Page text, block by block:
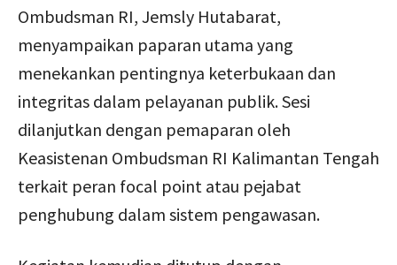
Ombudsman RI, Jemsly Hutabarat,
menyampaikan paparan utama yang
menekankan pentingnya keterbukaan dan
integritas dalam pelayanan publik. Sesi
dilanjutkan dengan pemaparan oleh
Keasistenan Ombudsman RI Kalimantan Tengah
terkait peran focal point atau pejabat
penghubung dalam sistem pengawasan.